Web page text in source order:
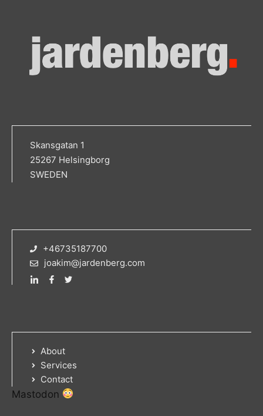
Skansgatan 1
25267 Helsingborg
SWEDEN
+46735187700
joakim@jardenberg.com
About
Services
Contact
Mastodon